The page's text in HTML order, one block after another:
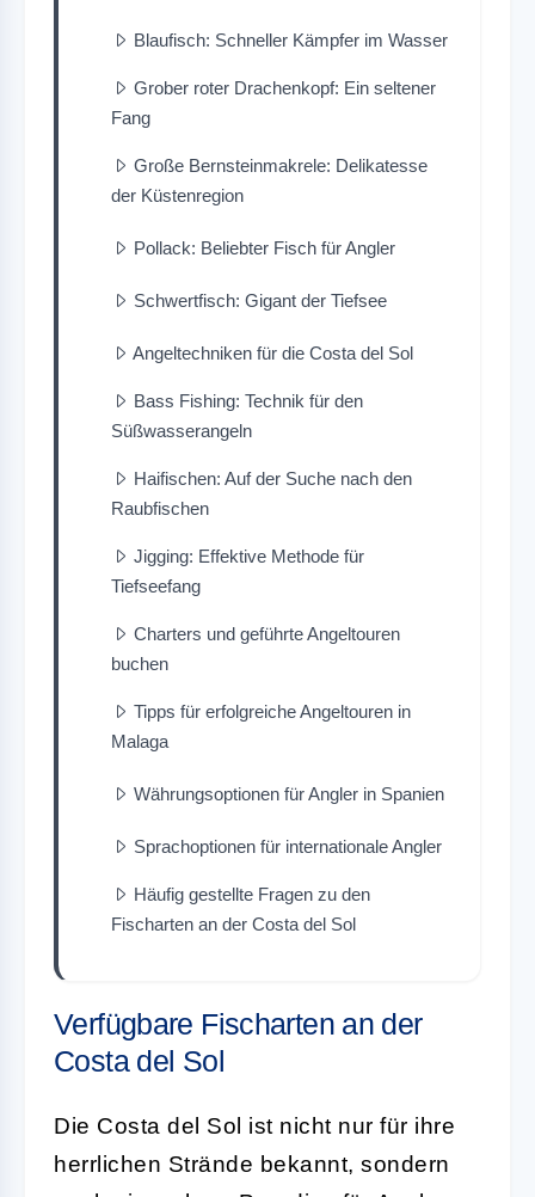
Blaufisch: Schneller Kämpfer im Wasser
Grober roter Drachenkopf: Ein seltener
Fang
Große Bernsteinmakrele: Delikatesse
der Küstenregion
Pollack: Beliebter Fisch für Angler
Schwertfisch: Gigant der Tiefsee
Angeltechniken für die Costa del Sol
Bass Fishing: Technik für den
Süßwasserangeln
Haifischen: Auf der Suche nach den
Raubfischen
Jigging: Effektive Methode für
Tiefseefang
Charters und geführte Angeltouren
buchen
Tipps für erfolgreiche Angeltouren in
Malaga
Währungsoptionen für Angler in Spanien
Sprachoptionen für internationale Angler
Häufig gestellte Fragen zu den
Fischarten an der Costa del Sol
Verfügbare Fischarten an der
Costa del Sol
Die Costa del Sol ist nicht nur für ihre
herrlichen Strände bekannt, sondern